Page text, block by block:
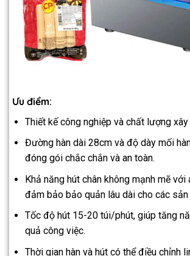
Ưu điểm:
Thiết kế công nghiệp và chất lượng
Đường hàn dài 28cm và độ dày mối
đóng gói chắc chắn và an toàn.
Khả năng hút chân không mạnh mẽ
đảm bảo bảo quản lâu dài cho các sản
Tốc độ hút 15-20 túi/phút, giúp tăng
quả công việc.
Thời gian hàn và hút có thể điều chỉnh